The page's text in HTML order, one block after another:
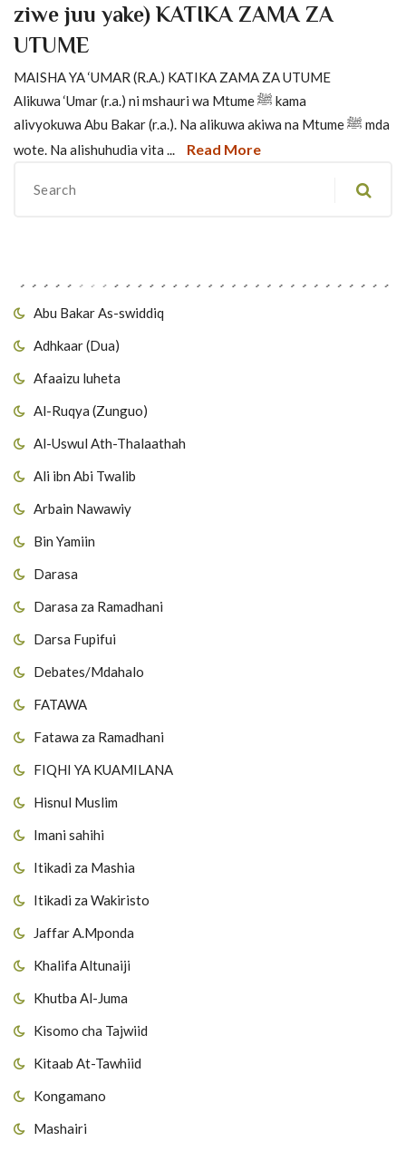
ziwe juu yake) KATIKA ZAMA ZA
UTUME
MAISHA YA ‘UMAR (R.A.) KATIKA ZAMA ZA UTUME
Alikuwa ‘Umar (r.a.) ni mshauri wa Mtume ﷺ kama
alivyokuwa Abu Bakar (r.a.). Na alikuwa akiwa na Mtume ﷺ mda
wote. Na alishuhudia vita ...
Read More
Abu Bakar As-swiddiq
Adhkaar (Dua)
Afaaizu luheta
Al-Ruqya (Zunguo)
Al-Uswul Ath-Thalaathah
Ali ibn Abi Twalib
Arbain Nawawiy
Bin Yamiin
Darasa
Darasa za Ramadhani
Darsa Fupifui
Debates/Mdahalo
FATAWA
Fatawa za Ramadhani
FIQHI YA KUAMILANA
Hisnul Muslim
Imani sahihi
Itikadi za Mashia
Itikadi za Wakiristo
Jaffar A.Mponda
Khalifa Altunaiji
Khutba Al-Juma
Kisomo cha Tajwiid
Kitaab At-Tawhiid
Kongamano
Mashairi